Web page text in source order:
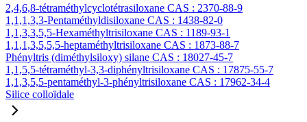
2,4,6,8-tétraméthylcyclotétrasiloxane CAS : 2370-88-9
1,1,1,3,3-Pentaméthyldisiloxane CAS : 1438-82-0
1,1,3,3,5,5-Hexaméthyltrisiloxane CAS : 1189-93-1
1,1,1,3,5,5,5-heptaméthyltrisiloxane CAS : 1873-88-7
Phényltris (diméthylsiloxy) silane CAS : 18027-45-7
1,1,5,5-tétraméthyl-3,3-diphényltrisiloxane CAS : 17875-55-7
1,1,3,5,5-pentaméthyl-3-phényltrisiloxane CAS : 17962-34-4
Silice colloïdale